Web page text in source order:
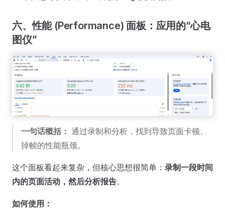
六、性能 (Performance) 面板：应用的“心电
图仪”
一句话概括： 通过录制和分析，找到导致页面卡顿、
掉帧的性能瓶颈。
这个面板看起来复杂，但核心思想很简单： 录制一段时间
内的页面活动，然后分析报告。
如何使用：